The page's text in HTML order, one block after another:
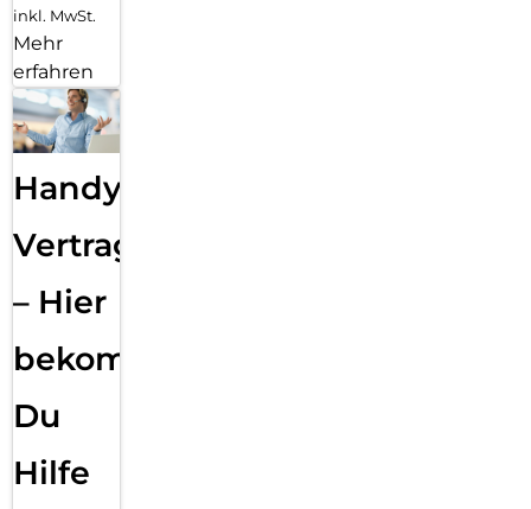
inkl. MwSt.
Mehr
erfahren
Handy
Vertragsabwicklung
– Hier
bekommst
Du
Hilfe